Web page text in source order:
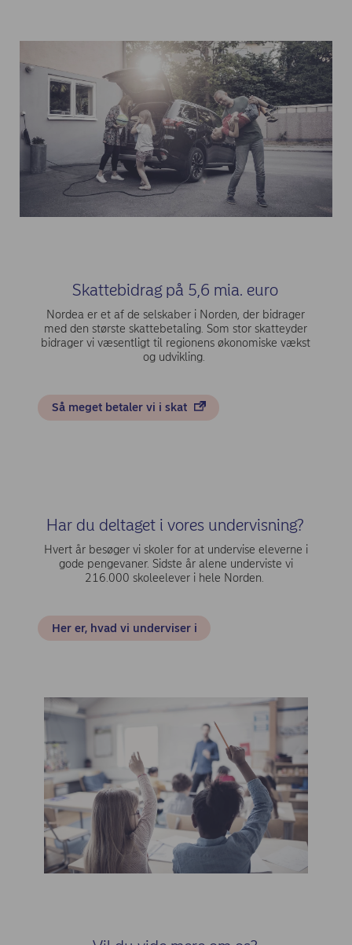
Skattebidrag på 5,6 mia. euro
Nordea er et af de selskaber i Norden, der bidrager
med den største skattebetaling. Som stor skatteyder
bidrager vi væsentligt til regionens økonomiske vækst
og udvikling.
Så meget betaler vi i skat
Har du deltaget i vores undervisning?
Hvert år besøger vi skoler for at undervise eleverne i
gode pengevaner. Sidste år alene underviste vi
216.000 skoleelever i hele Norden.
Her er, hvad vi underviser i